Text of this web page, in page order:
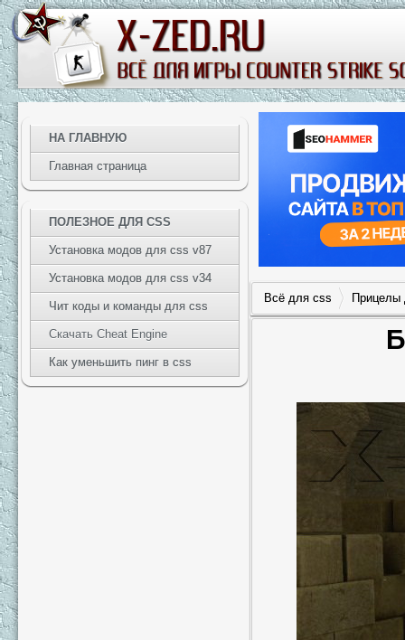
Всё для css Прицелы
НА ГЛАВНУЮ
Главная страница
ПОЛЕЗНОЕ ДЛЯ CSS
Установка модов для css v87
Установка модов для css v34
Чит коды и команды для css
Скачать Cheat Engine
Как уменьшить пинг в css